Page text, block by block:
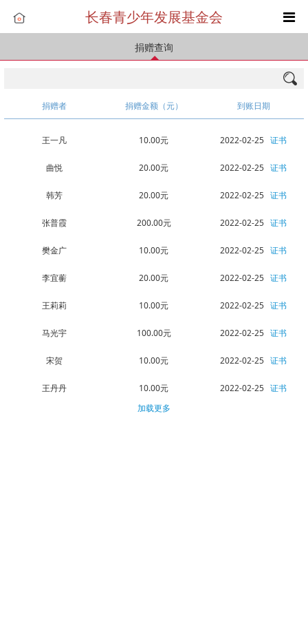
长春青少年发展基金会
捐赠查询
捐赠者 捐赠金额（元） 到账日期
王一凡 10.00元 2022-02-25证书
曲悦 20.00元 2022-02-25证书
韩芳 20.00元 2022-02-25证书
张普霞 200.00元 2022-02-25证书
樊金广 10.00元 2022-02-25证书
李宜蘅 20.00元 2022-02-25证书
王莉莉 10.00元 2022-02-25证书
马光宇 100.00元 2022-02-25证书
宋贺 10.00元 2022-02-25证书
王丹丹 10.00元 2022-02-25证书
加载更多